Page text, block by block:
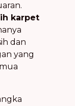
karpet
dan
yang